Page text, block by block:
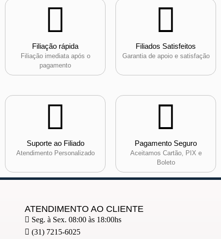
Filiação rápida
Filiação imediata após o
pagamento
Filiados Satisfeitos
Garantia de apoio e satisfação
Suporte ao Filiado
Atendimento Personalizado
Pagamento Seguro
Aceitamos Cartão, PIX e
Boleto
ATENDIMENTO AO CLIENTE
Seg. à Sex. 08:00 às 18:00hs
(31) 7215-6025